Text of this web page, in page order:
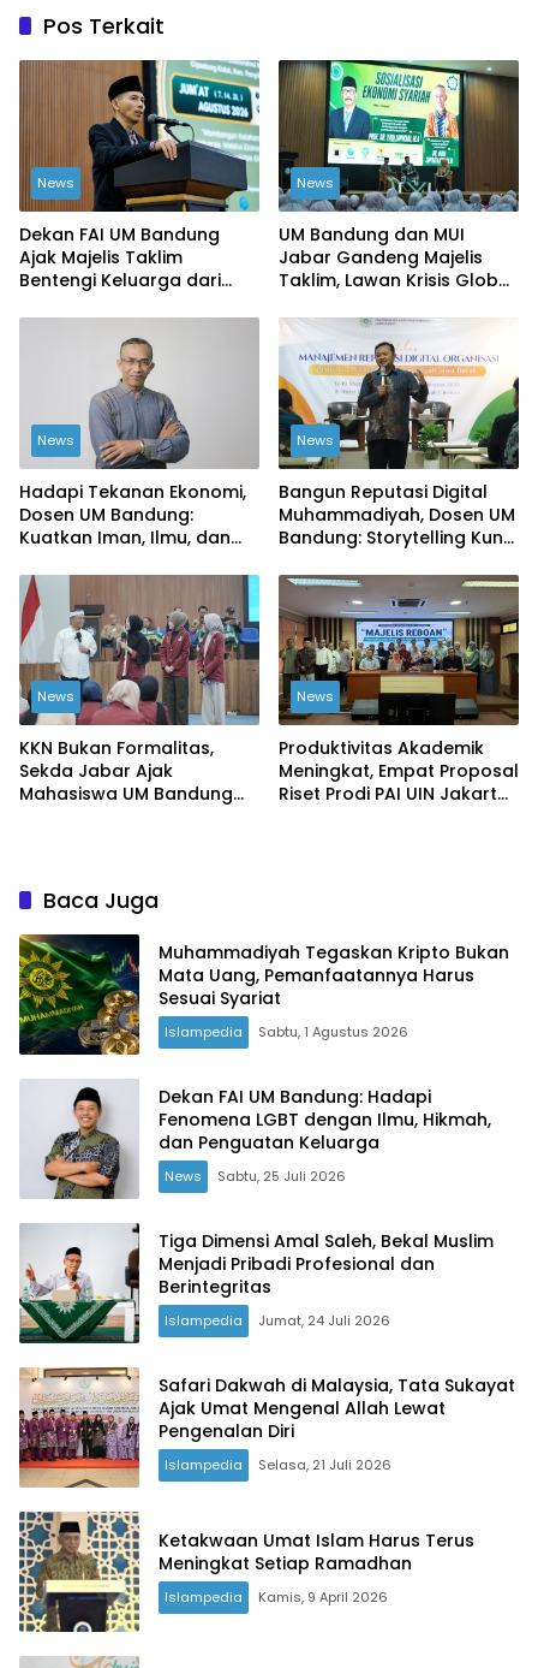
Pos Terkait
News
Dekan FAI UM Bandung
Ajak Majelis Taklim
Bentengi Keluarga dari
News
UM Bandung dan MUI
Jabar Gandeng Majelis
Taklim, Lawan Krisis Global
News
Hadapi Tekanan Ekonomi,
Dosen UM Bandung:
Kuatkan Iman, Ilmu, dan
News
Bangun Reputasi Digital
Muhammadiyah, Dosen UM
Bandung: Storytelling Kunci
Publik
News
KKN Bukan Formalitas,
Sekda Jabar Ajak
Mahasiswa UM Bandung
News
Produktivitas Akademik
Meningkat, Empat Proposal
Riset Prodi PAI UIN Jakarta
Baca Juga
Muhammadiyah Tegaskan Kripto Bukan
Mata Uang, Pemanfaatannya Harus
Sesuai Syariat
Islampedia Sabtu, 1 Agustus 2026
Dekan FAI UM Bandung: Hadapi
Fenomena LGBT dengan Ilmu, Hikmah,
dan Penguatan Keluarga
News Sabtu, 25 Juli 2026
Tiga Dimensi Amal Saleh, Bekal Muslim
Menjadi Pribadi Profesional dan
Berintegritas
Islampedia Jumat, 24 Juli 2026
Safari Dakwah di Malaysia, Tata Sukayat
Ajak Umat Mengenal Allah Lewat
Pengenalan Diri
Islampedia Selasa, 21 Juli 2026
Ketakwaan Umat Islam Harus Terus
Meningkat Setiap Ramadhan
Islampedia Kamis, 9 April 2026